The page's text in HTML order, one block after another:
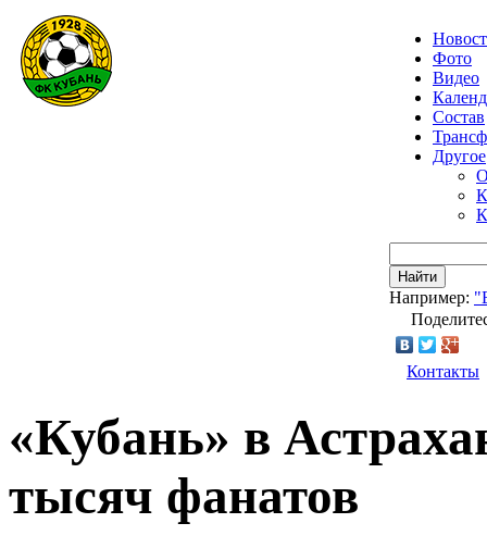
Фото
Видео
Состав
Другое
Найти
Например:
Контакты
«Кубань» в
тысяч фанатов